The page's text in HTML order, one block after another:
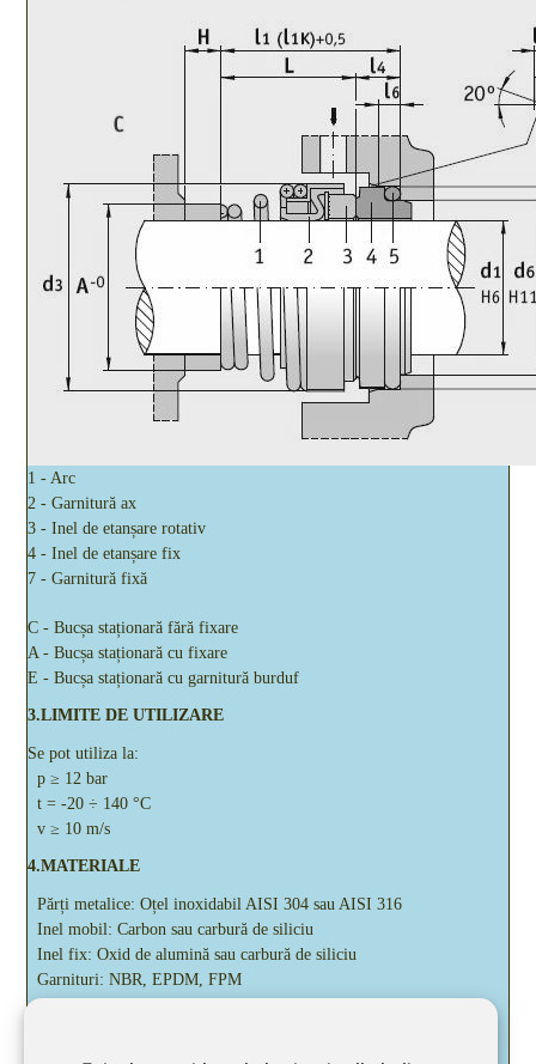
1 - Arc
2 - Garnitură ax
3 - Inel de etanșare rotativ
4 - Inel de etanșare fix
7 - Garnitură fixă
C - Bucșa staționară fără fixare
A - Bucșa staționară cu fixare
E - Bucșa staționară cu garnitură burduf
3.LIMITE DE UTILIZARE
Se pot utiliza la:
p ≥ 12 bar
t = -20 ÷ 140 °C
v ≥ 10 m/s
4.MATERIALE
Părți metalice: Oțel inoxidabil AISI 304 sau AISI 316
Inel mobil: Carbon sau carbură de siliciu
Inel fix: Oxid de alumină sau carbură de siliciu
Garnituri: NBR, EPDM, FPM